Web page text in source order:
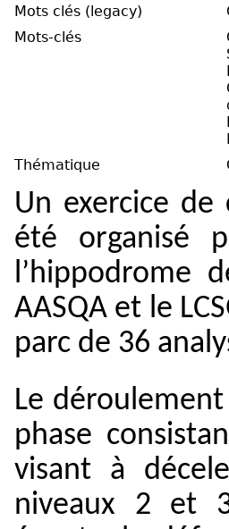
Mots clés (legacy)
Mots-clés
Thématique
Un exercice de
été organisé
l’hippodrome
AASQA et le
parc de 36
Le
phase
visant à
niveaux 2 et